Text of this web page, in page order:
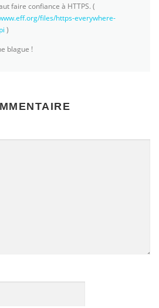
faire confiance à HTTPS. (
files/https-everywhere-
)
blague !